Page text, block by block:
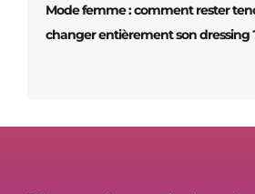
Mode femme : comment rester
changer entièrement son dressing